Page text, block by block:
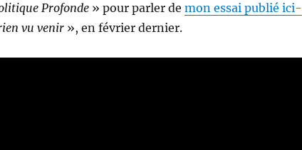
Profonde» pour parler de mon essai publié ici-
vu venir», en février dernier.